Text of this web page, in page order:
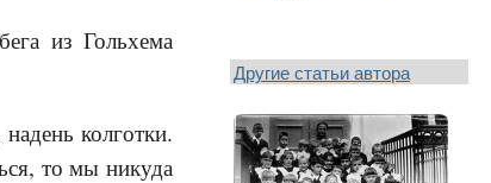
из Гольхема
колготки.
то мы никуда
Другие статьи автора